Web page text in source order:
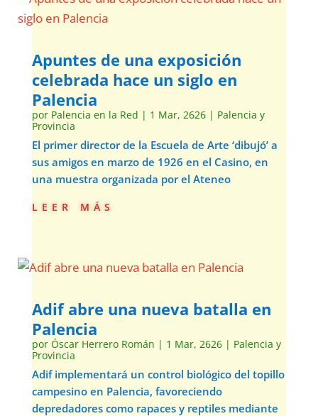
Apuntes de una exposición
celebrada hace un siglo en
Palencia
por Palencia en la Red | 1 Mar, 2626| Palencia y
Provincia
El primer director de la Escuela de Arte ‘dibujó’ a
sus amigos en marzo de 1926 en el Casino, en
una muestra organizada por el Ateneo
leer más
Adif abre una nueva batalla en
Palencia
por Óscar Herrero Román | 1 Mar, 2626| Palencia y
Provincia
Adif implementará un control biológico del topillo
campesino en Palencia, favoreciendo
depredadores como rapaces y reptiles mediante